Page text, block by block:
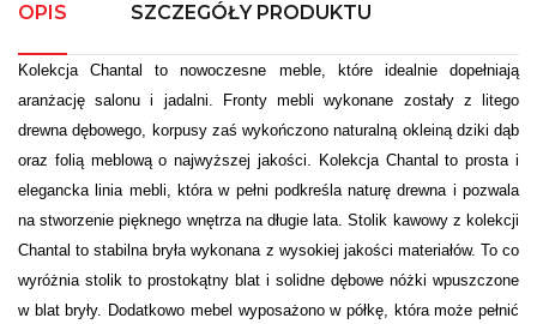
OPIS SZCZEGÓŁY PRODUKTU
Kolekcja Chantal to nowoczesne meble, które idealnie dopełniają
aranżację salonu i jadalni. Fronty mebli wykonane zostały z litego
drewna dębowego, korpusy zaś wykończono naturalną okleiną dziki dąb
oraz folią meblową o najwyższej jakości. Kolekcja Chantal to prosta i
elegancka linia mebli, która w pełni podkreśla naturę drewna i pozwala
na stworzenie pięknego wnętrza na długie lata. Stolik kawowy z kolekcji
Chantal to stabilna bryła wykonana z wysokiej jakości materiałów. To co
wyróżnia stolik to prostokątny blat i solidne dębowe nóżki wpuszczone
w blat bryły. Dodatkowo mebel wyposażono w półkę, która może pełnić